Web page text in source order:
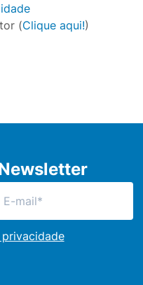
(Clique aqui!)